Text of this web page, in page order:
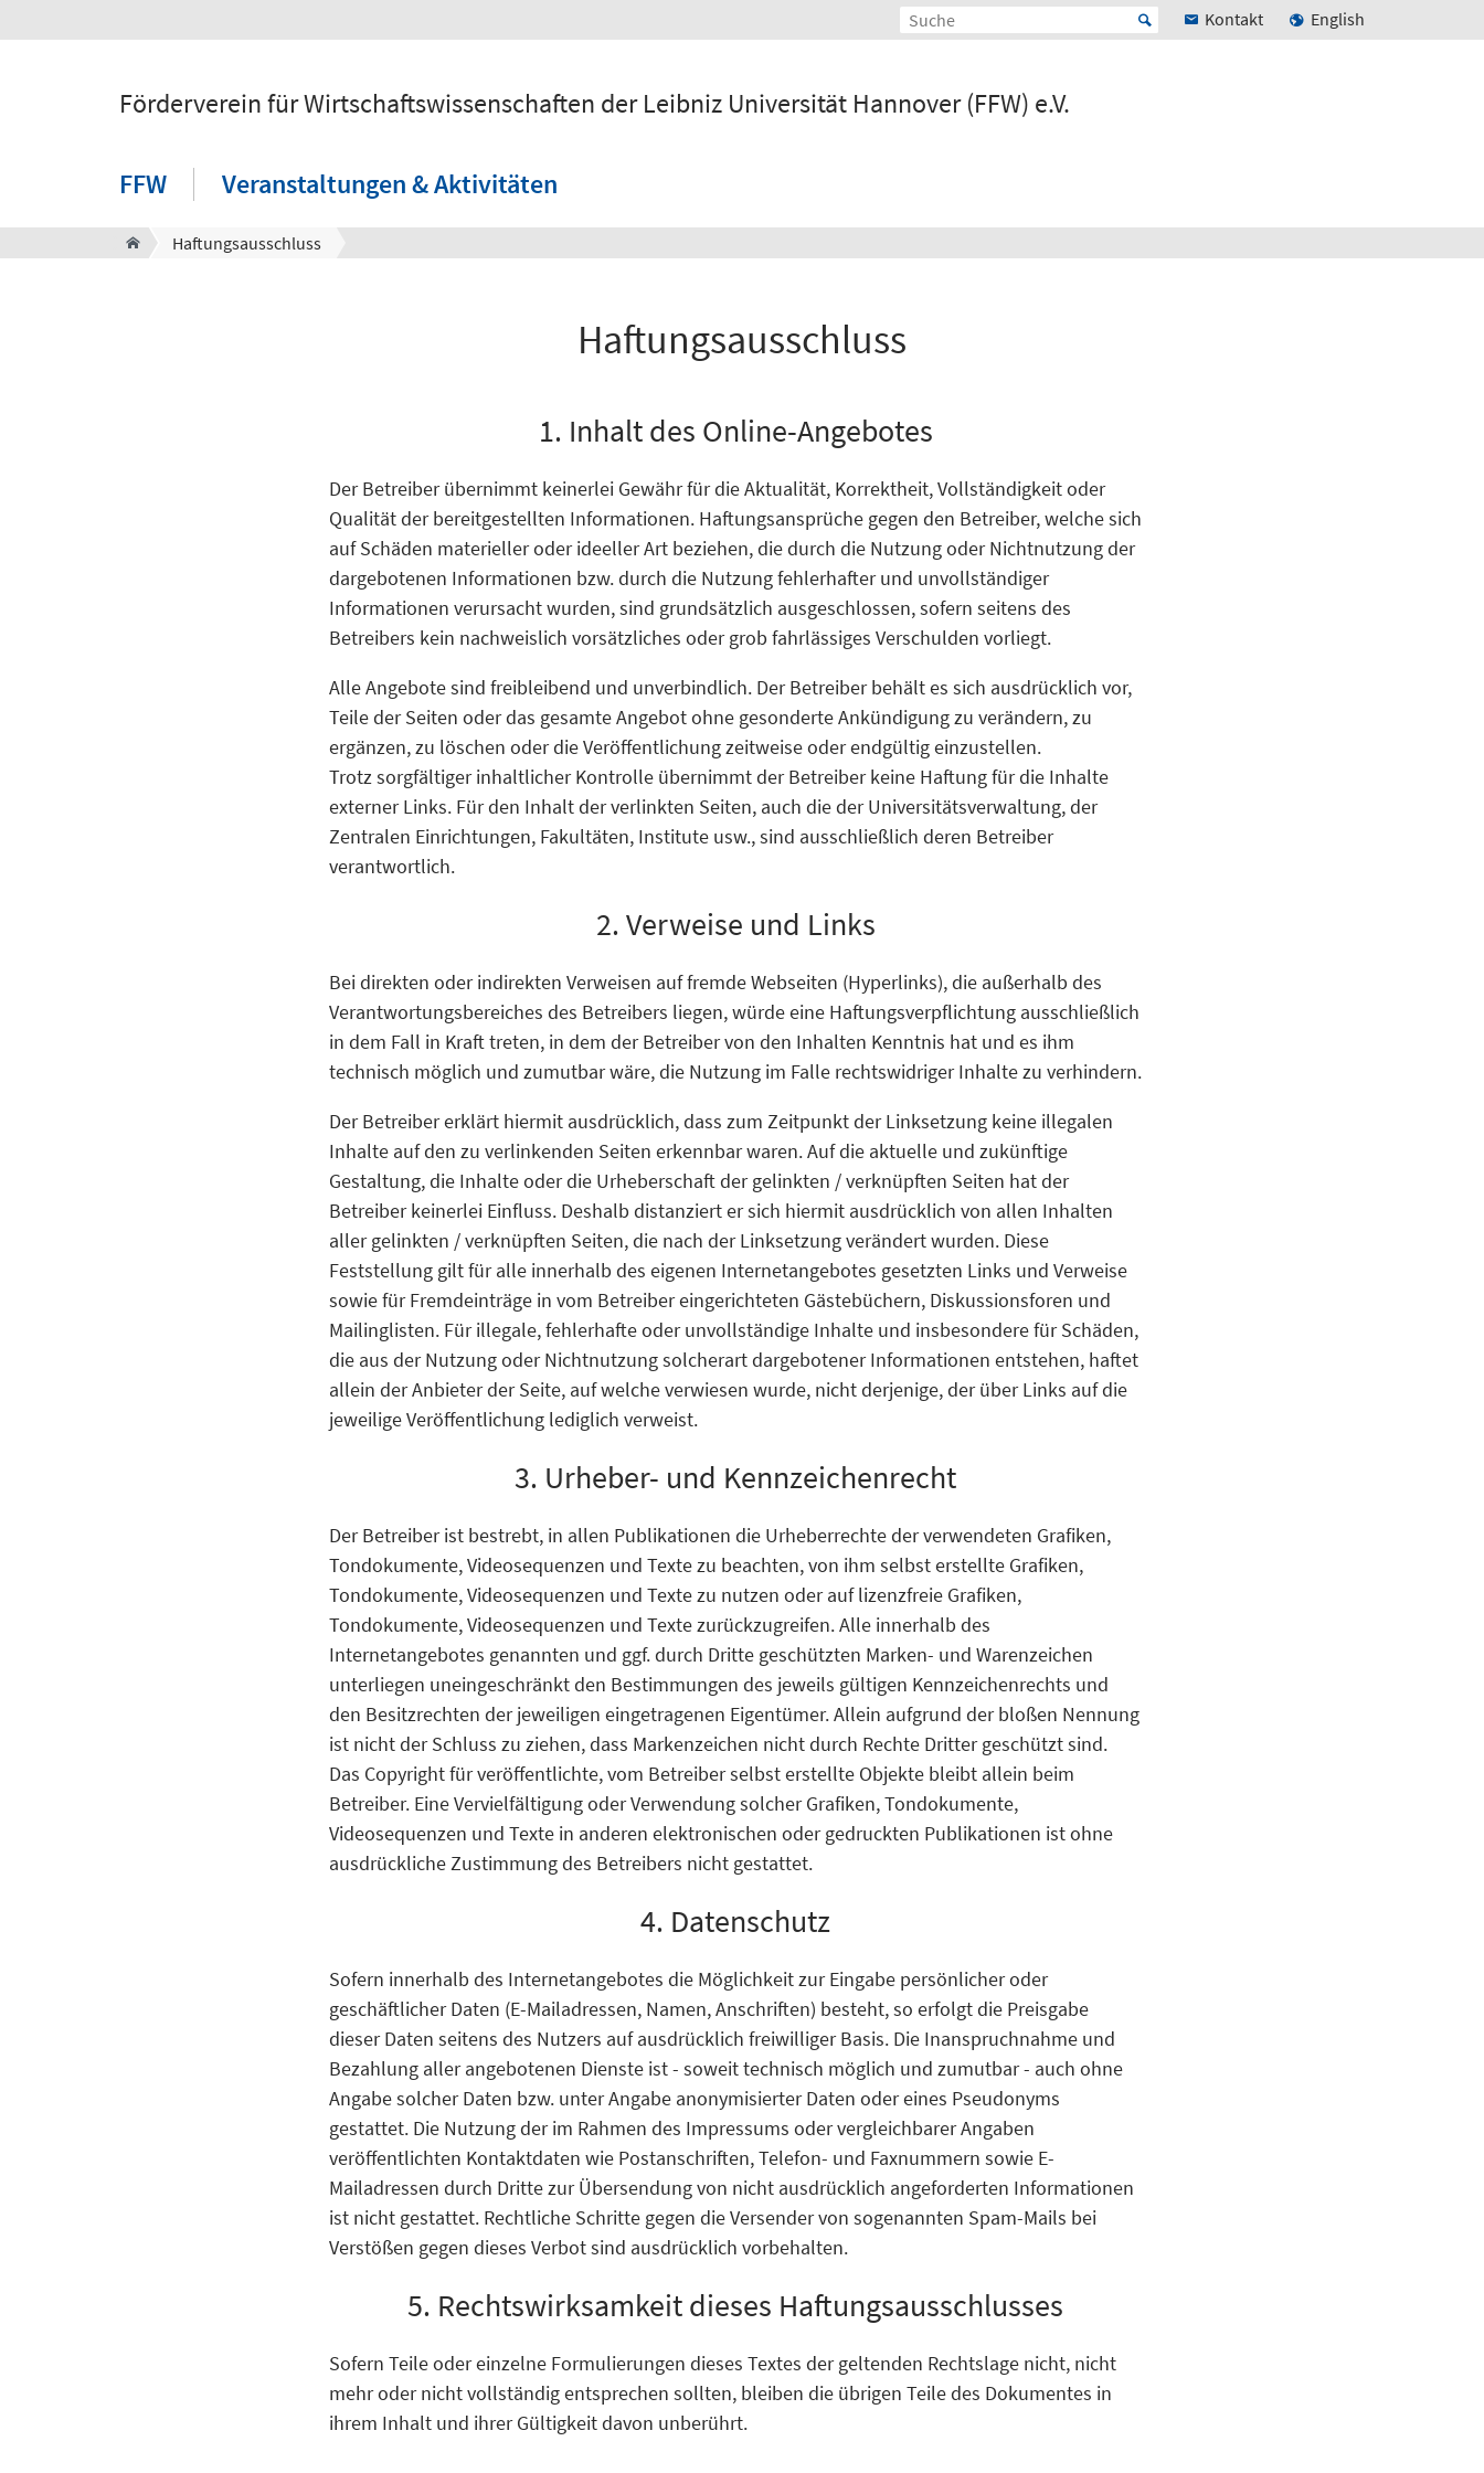
Kontakt English
Förderverein für Wirtschaftswissenschaften der Leibniz Universität Hannover (FFW) e.V.
FFW Veranstaltungen & Aktivitäten
Haftungsausschluss
Haftungsausschluss
1. Inhalt des Online-Angebotes
Der Betreiber übernimmt keinerlei Gewähr für die Aktualität, Korrektheit, Vollständigkeit oder
Qualität der bereitgestellten Informationen. Haftungsansprüche gegen den Betreiber, welche sich
auf Schäden materieller oder ideeller Art beziehen, die durch die Nutzung oder Nichtnutzung der
dargebotenen Informationen bzw. durch die Nutzung fehlerhafter und unvollständiger
Informationen verursacht wurden, sind grundsätzlich ausgeschlossen, sofern seitens des
Betreibers kein nachweislich vorsätzliches oder grob fahrlässiges Verschulden vorliegt.
Alle Angebote sind freibleibend und unverbindlich. Der Betreiber behält es sich ausdrücklich vor,
Teile der Seiten oder das gesamte Angebot ohne gesonderte Ankündigung zu verändern, zu
ergänzen, zu löschen oder die Veröffentlichung zeitweise oder endgültig einzustellen.
Trotz sorgfältiger inhaltlicher Kontrolle übernimmt der Betreiber keine Haftung für die Inhalte
externer Links. Für den Inhalt der verlinkten Seiten, auch die der Universitätsverwaltung, der
Zentralen Einrichtungen, Fakultäten, Institute usw., sind ausschließlich deren Betreiber
verantwortlich.
2. Verweise und Links
Bei direkten oder indirekten Verweisen auf fremde Webseiten (Hyperlinks), die außerhalb des
Verantwortungsbereiches des Betreibers liegen, würde eine Haftungsverpflichtung ausschließlich
in dem Fall in Kraft treten, in dem der Betreiber von den Inhalten Kenntnis hat und es ihm
technisch möglich und zumutbar wäre, die Nutzung im Falle rechtswidriger Inhalte zu verhindern.
Der Betreiber erklärt hiermit ausdrücklich, dass zum Zeitpunkt der Linksetzung keine illegalen
Inhalte auf den zu verlinkenden Seiten erkennbar waren. Auf die aktuelle und zukünftige
Gestaltung, die Inhalte oder die Urheberschaft der gelinkten / verknüpften Seiten hat der
Betreiber keinerlei Einfluss. Deshalb distanziert er sich hiermit ausdrücklich von allen Inhalten
aller gelinkten / verknüpften Seiten, die nach der Linksetzung verändert wurden. Diese
Feststellung gilt für alle innerhalb des eigenen Internetangebotes gesetzten Links und Verweise
sowie für Fremdeinträge in vom Betreiber eingerichteten Gästebüchern, Diskussionsforen und
Mailinglisten. Für illegale, fehlerhafte oder unvollständige Inhalte und insbesondere für Schäden,
die aus der Nutzung oder Nichtnutzung solcherart dargebotener Informationen entstehen, haftet
allein der Anbieter der Seite, auf welche verwiesen wurde, nicht derjenige, der über Links auf die
jeweilige Veröffentlichung lediglich verweist.
3. Urheber- und Kennzeichenrecht
Der Betreiber ist bestrebt, in allen Publikationen die Urheberrechte der verwendeten Grafiken,
Tondokumente, Videosequenzen und Texte zu beachten, von ihm selbst erstellte Grafiken,
Tondokumente, Videosequenzen und Texte zu nutzen oder auf lizenzfreie Grafiken,
Tondokumente, Videosequenzen und Texte zurückzugreifen. Alle innerhalb des
Internetangebotes genannten und ggf. durch Dritte geschützten Marken- und Warenzeichen
unterliegen uneingeschränkt den Bestimmungen des jeweils gültigen Kennzeichenrechts und
den Besitzrechten der jeweiligen eingetragenen Eigentümer. Allein aufgrund der bloßen Nennung
ist nicht der Schluss zu ziehen, dass Markenzeichen nicht durch Rechte Dritter geschützt sind.
Das Copyright für veröffentlichte, vom Betreiber selbst erstellte Objekte bleibt allein beim
Betreiber. Eine Vervielfältigung oder Verwendung solcher Grafiken, Tondokumente,
Videosequenzen und Texte in anderen elektronischen oder gedruckten Publikationen ist ohne
ausdrückliche Zustimmung des Betreibers nicht gestattet.
4. Datenschutz
Sofern innerhalb des Internetangebotes die Möglichkeit zur Eingabe persönlicher oder
geschäftlicher Daten (E-Mailadressen, Namen, Anschriften) besteht, so erfolgt die Preisgabe
dieser Daten seitens des Nutzers auf ausdrücklich freiwilliger Basis. Die Inanspruchnahme und
Bezahlung aller angebotenen Dienste ist - soweit technisch möglich und zumutbar - auch ohne
Angabe solcher Daten bzw. unter Angabe anonymisierter Daten oder eines Pseudonyms
gestattet. Die Nutzung der im Rahmen des Impressums oder vergleichbarer Angaben
veröffentlichten Kontaktdaten wie Postanschriften, Telefon- und Faxnummern sowie E-
Mailadressen durch Dritte zur Übersendung von nicht ausdrücklich angeforderten Informationen
ist nicht gestattet. Rechtliche Schritte gegen die Versender von sogenannten Spam-Mails bei
Verstößen gegen dieses Verbot sind ausdrücklich vorbehalten.
5. Rechtswirksamkeit dieses Haftungsausschlusses
Sofern Teile oder einzelne Formulierungen dieses Textes der geltenden Rechtslage nicht, nicht
mehr oder nicht vollständig entsprechen sollten, bleiben die übrigen Teile des Dokumentes in
ihrem Inhalt und ihrer Gültigkeit davon unberührt.